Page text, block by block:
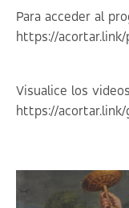
Para acceder al
https://acortar.link/
Visualice los
https://acortar.link/